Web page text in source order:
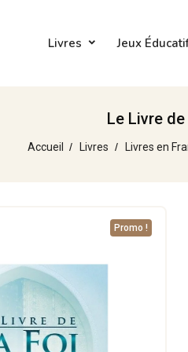
Livres Jeux
Le Livre
Accueil Livres Livres en
Promo !